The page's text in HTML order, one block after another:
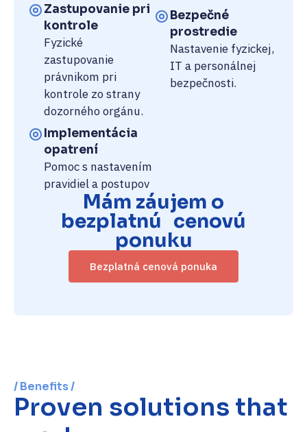
Zastupovanie pri
kontrole
Fyzické
zastupovanie
právnikom pri
kontrole zo strany
dozorného orgánu.
Implementácia
opatrení
Pomoc s nastavením
pravidiel a postupov
Bezpečné
prostredie
Nastavenie fyzickej,
IT a personálnej
bezpečnosti.
Mám záujem o
bezplatnú cenovú
ponuku
Bezplatná cenová ponuka
/ Benefits /
Proven solutions that